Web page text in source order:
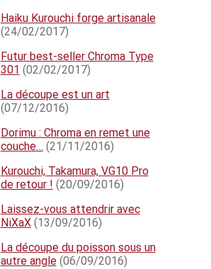
Haiku Kurouchi forge artisanale
(24/02/2017)
Futur best-seller Chroma Type
301 (02/02/2017)
La découpe est un art
(07/12/2016)
Dorimu : Chroma en remet une
couche… (21/11/2016)
Kurouchi, Takamura, VG10 Pro
de retour ! (20/09/2016)
Laissez-vous attendrir avec
NiXaX(13/09/2016)
La découpe du poisson sous un
autre angle(06/09/2016)